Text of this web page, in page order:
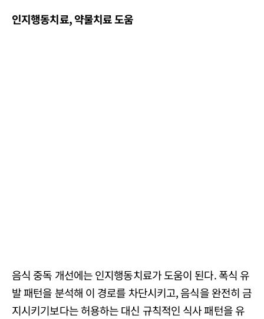
인지행동치료, 약물치료 도움
음식 중독 개선에는 인지행동치료가 도움이 된다. 폭식 유
발 패턴을 분석해 이 경로를 차단시키고, 음식을 완전히 금
지시키기보다는 허용하는 대신 규칙적인 식사 패턴을 유